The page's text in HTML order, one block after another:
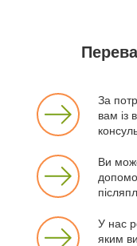
За
вам із
Ви
У нас
яким